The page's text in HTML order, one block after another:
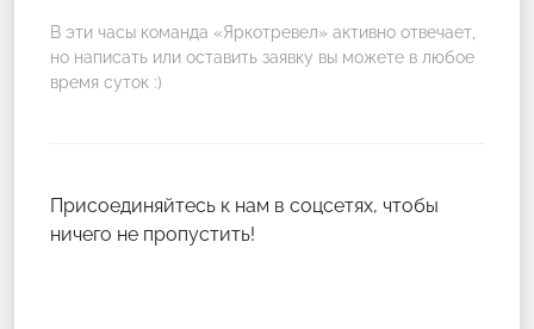
В эти часы команда «Яркотревел» активно отвечает,
но написать или оставить заявку вы можете в любое
время суток :)
Присоединяйтесь к нам в соцсетях, чтобы
ничего не пропустить!